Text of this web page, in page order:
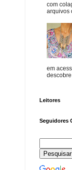
com
arquivos
em
Leitores
Seguidores